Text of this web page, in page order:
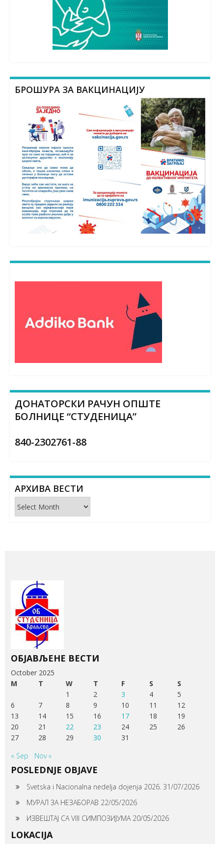
БРОШУРА ЗА ВАКЦИНАЦИЈУ
ДОНАТОРСКИ РАЧУН ОПШТЕ
БОЛНИЦЕ “СТУДЕНИЦА”
840-2302761-88
АРХИВА ВЕСТИ
Архива
вести
ОБЈАВЉЕНЕ ВЕСТИ
October 2025
M
T W T F S
S
1
2 3 4
5
6
7 8 9 10 11
12
13
14 15 16 17 18
19
20
21 22 23 24 25
26
27
28 29 30
31
« Sep
Nov »
POSLEDNJE OBJAVE
Svetska i Nacionalna nedelja dojenja 2026. 31/07/2026
МУРАЛ ЗА НЕЗАБОРАВ 22/05/2026
ИЗВЕШТАЈ СА VIII СИМПОЗИЈУМА 20/05/2026
LOKACIJA